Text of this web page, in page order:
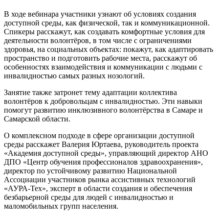
В ходе вебинара участники узнают об условиях создания
доступной среды, как физической, так и коммуникационной.
Спикеры расскажут, как создавать комфортные условия для
деятельности волонтёров, в том числе с ограничениями
здоровья, на социальных объектах: покажут, как адаптировать
пространство и подготовить рабочие места, расскажут об
особенностях взаимодействия и коммуникации с людьми с
инвалидностью самых разных нозологий.
Занятие также затронет тему адаптации коллектива
волонтёров к добровольцам с инвалидностью. Эти навыки
помогут развитию инклюзивного волонтёрства в Самаре и
Самарской области.
О комплексном подходе в сфере организации доступной
среды расскажет Валерия Юртаева, руководитель проекта
«Академия доступной среды», управляющий директор АНО
ДПО «Центр обучения профессионалов здравоохранения»,
директор по устойчивому развитию Национальной
Ассоциации участников рынка ассистивных технологий
«АУРА-Тех», эксперт в области создания и обеспечения
безбарьерной среды для людей с инвалидностью и
маломобильных групп населения.